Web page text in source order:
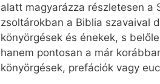
alatt magyarázza részletesen a
zsoltárokban a Biblia szavaival
könyörgések és énekek, s
hanem pontosan a már
könyörgések, prefációk vagy